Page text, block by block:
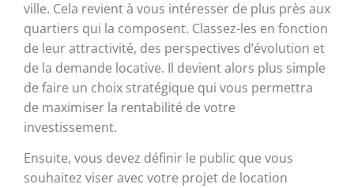
ville. Cela revient à vous intéresser de plus près aux
quartiers qui la composent. Classez-les en fonction
de leur attractivité, des perspectives d’évolution et
de la demande locative. Il devient alors plus simple
de faire un choix stratégique qui vous permettra
de maximiser la rentabilité de votre
investissement.
Ensuite, vous devez définir le public que vous
souhaitez viser avec votre projet de location